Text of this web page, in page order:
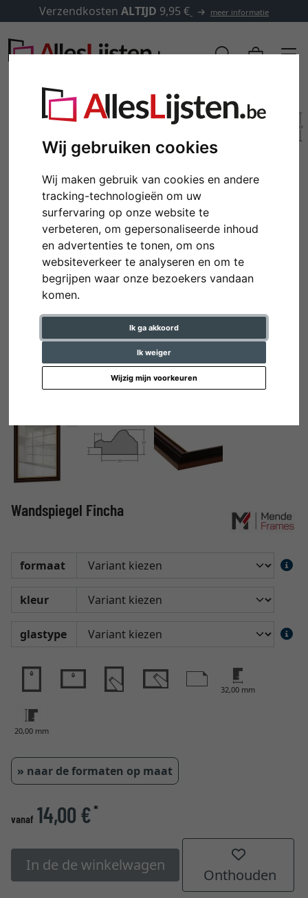
Wij gebruiken cookies
Wij maken gebruik van cookies en andere
tracking-technologieën om uw
surfervaring op onze website te
verbeteren, om gepersonaliseerde inhoud
en advertenties te tonen, om ons
websiteverkeer te analyseren en om te
begrijpen waar onze bezoekers vandaan
komen.
Ik ga akkoord
Ik weiger
Wijzig mijn voorkeuren
Verzendkosten ALTIJD 9,95 € meer informatie
Terug
Wandspiegel Fincha
formaat
kleur
glastype
32,00 mm
20,00 mm
» naar de formaten op maat
vanaf 14,00 €*
In de de winkelwagen
Onthouden